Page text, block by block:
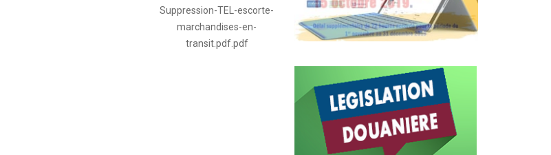
Suppression-TEL-escorte-
marchandises-en-
transit.pdf.pdf